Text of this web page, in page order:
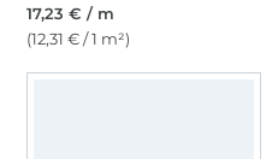
17,23 € / m
(12,31 € / 1 m²)